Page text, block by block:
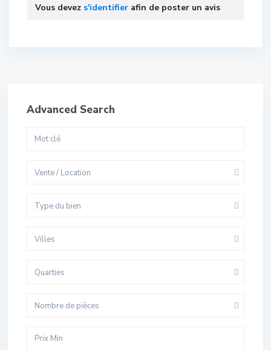
Vous devez s'identifier afin de poster un avis
Advanced Search
Vente / Location
Type du bien
Villes
Quarties
Nombre de pièces